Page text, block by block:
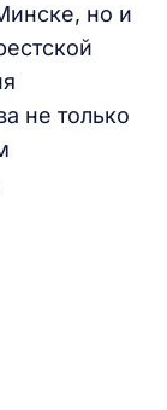
но и
не только